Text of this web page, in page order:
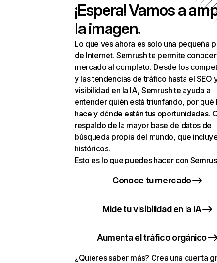
¡Espera! Vamos a
la imagen.
Lo que ves ahora es solo una pequeña
de Internet. Semrush te permite
mercado al completo. Desde los
y las tendencias de tráfico hasta el SEO
visibilidad en la IA, Semrush te ayuda a
entender quién está triunfando, por qué
hace y dónde están tus oportunidades.
respaldo de la mayor base de datos de
búsqueda propia del mundo, que
históricos.
Esto es lo que puedes hacer con
Conoce tu mercado
Mide tu visibilidad en la IA
Aumenta el tráfico orgánico
¿Quieres saber más? Crea una cuenta